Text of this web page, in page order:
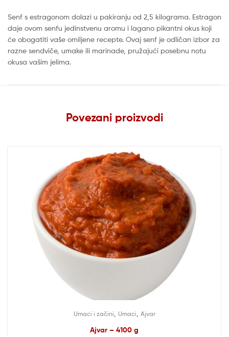
Senf s estragonom dolazi u pakiranju od 2,5 kilograma. Estragon
daje ovom senfu jedinstvenu aromu i lagano pikantni okus koji
će obogatiti vaše omiljene recepte. Ovaj senf je odličan izbor za
razne sendviče, umake ili marinade, pružajući posebnu notu
okusa vašim jelima.
Povezani proizvodi
Umaci i začini, Umaci, Ajvar
Ajvar – 4100 g